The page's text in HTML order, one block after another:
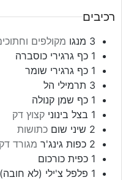
רכיבים
3 מנגו מקולפים
1 כף גרגירי כוסברה
1 כף גרגירי שומר
3 תרמילי הל
1 כף שמן קנולה
1 בצל בינוני קצוץ דק
2 שיני שום כתושות
2 כפות גינג'ר מגורד דק
1 כפית כורכום
1 פלפל צ'ילי (לא חובה)